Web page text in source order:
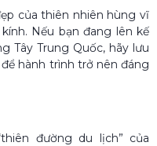
của thiên nhiên hùng vĩ
Nếu bạn đang lên kế
Tây Trung Quốc​, hãy lưu
hành trình trở nên đáng
đường du lịch” của